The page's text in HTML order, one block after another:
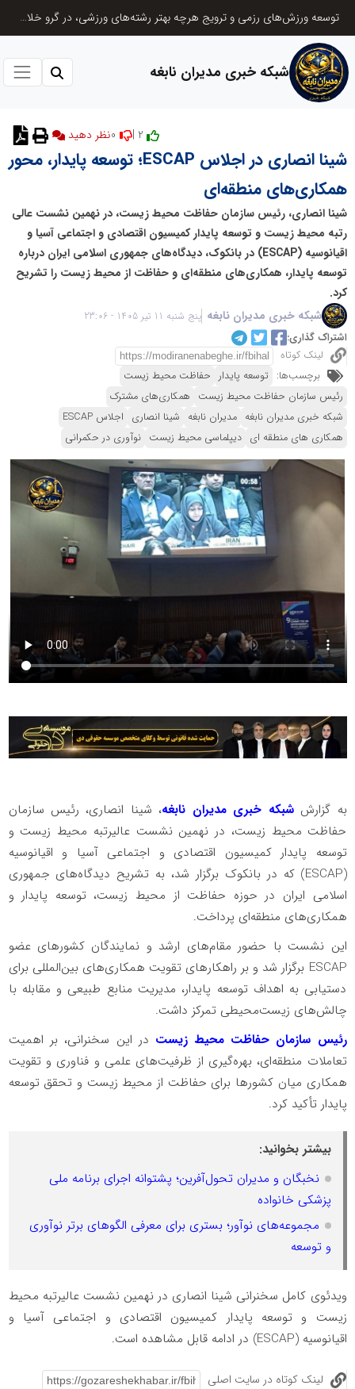
توسعه ورزش‌های رزمی و ترویج هرچه بهتر رشته‌های ورزشی، در گرو خلاقیت و نوآوری است
شبکه خبری مدیران نابغه
نظر دهید
شینا انصاری در اجلاس ESCAP؛ توسعه پایدار، محور
همکاری‌های منطقه‌ای
شینا انصاری، رئیس سازمان حفاظت محیط زیست، در نهمین نشست عالی
رتبه محیط زیست و توسعه پایدار کمیسیون اقتصادی و اجتماعی آسیا و
اقیانوسیه (ESCAP) در بانکوک، دیدگاه‌های جمهوری اسلامی ایران درباره
توسعه پایدار، همکاری‌های منطقه‌ای و حفاظت از محیط زیست را تشریح
کرد.
شبکه خبری مدیران نابغه پنج شنبه 11 تیر 1405 - 23:06
اشتراک گذاری:
لینک کوتاه
برچسب‌ها: توسعه پایدار حفاظت محیط زیست
رئیس سازمان حفاظت محیط زیست همکاری‌های مشترک
شبکه خبری مدیران نابغه مدیران نابغه شینا انصاری اجلاس ESCAP
همکاری های منطقه ای دیپلماسی محیط زیست نوآوری در حکمرانی
به گزارش شبکه خبری مدیران نابغه، شینا انصاری، رئیس سازمان
حفاظت محیط زیست، در نهمین نشست عالیرتبه محیط زیست و
توسعه پایدار کمیسیون اقتصادی و اجتماعی آسیا و اقیانوسیه
(ESCAP) که در بانکوک برگزار شد، به تشریح دیدگاه‌های جمهوری
اسلامی ایران در حوزه حفاظت از محیط زیست، توسعه پایدار و
همکاری‌های منطقه‌ای پرداخت.
این نشست با حضور مقام‌های ارشد و نمایندگان کشورهای عضو
ESCAP برگزار شد و بر راهکارهای تقویت همکاری‌های بین‌المللی برای
دستیابی به اهداف توسعه پایدار، مدیریت منابع طبیعی و مقابله با
چالش‌های زیست‌محیطی تمرکز داشت.
رئیس سازمان حفاظت محیط زیست در این سخنرانی، بر اهمیت
تعاملات منطقه‌ای، بهره‌گیری از ظرفیت‌های علمی و فناوری و تقویت
همکاری میان کشورها برای حفاظت از محیط زیست و تحقق توسعه
پایدار تأکید کرد.
بیشتر بخوانید:
نخبگان و مدیران تحول‌آفرین؛ پشتوانه اجرای برنامه ملی
پزشکی خانواده
مجموعه‌های نوآور؛ بستری برای معرفی الگوهای برتر نوآوری
و توسعه
ویدئوی کامل سخنرانی شینا انصاری در نهمین نشست عالیرتبه محیط
زیست و توسعه پایدار کمیسیون اقتصادی و اجتماعی آسیا و
اقیانوسیه (ESCAP) در ادامه قابل مشاهده است.
لینک کوتاه در سایت اصلی